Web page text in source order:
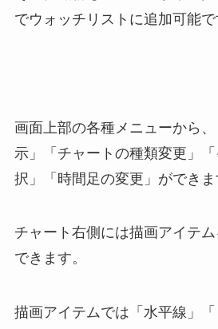
でウォッチリストに追加可能で
画面上部の各種メニューから、
示」「チャートの種類変更」
択」「時間足の変更」ができま
チャート右側には描画アイテ
できます。
描画アイテムでは「水平線」「